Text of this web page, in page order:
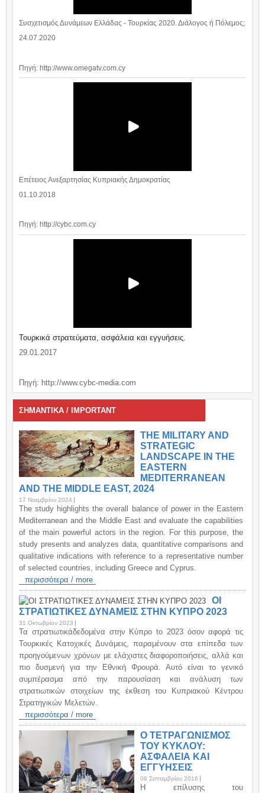
Συσχετισμός Δυνάμεων Ελλάδας - Τουρκίας 2020. Διάλογος ή Πόλεμος;
24.07.2020
Πηγή: http://www.omegatv.com.cy
Επέτειος Ανεξαρτησίας Κυπριακής Δημοκρατίας
01.10.2018
Πηγή: http://cybc.com.cy
Τουρκικά στρατεύματα, ασφάλεια και εγγυήσεις.
29.01.2017
Πηγή: http://www.cybc-media.com
ΣΗΜΑΝΤΙΚΑ / IMPORTANT
THE MILITARY AND
STRATEGIC
LANDSCAPE IN THE
EASTERN
MEDITERRANEAN
AND THE MIDDLE EAST, 2024
17 Νοεμβρίου 2024
The study highlights the overall balance of power in the Eastern
Mediterranean and the Middle East and evaluate the capabilities
of the main powerful actors in the region. For this purpose, the
study presents and analyzes data, quantitative comparisons and
qualitative indications with reference to a representative number
of selected countries, including Greece and Cyprus.
περισσότερα / more
ΟΙ
ΣΤΡΑΤΙΩΤΙΚΕΣ ΔΥΝΑΜΕΙΣ ΣΤΗΝ ΚΥΠΡΟ 2023
31 Οκτωβρίου 2023
Τα στρατιωτικάδεδομένα στην Κύπρο to 2023 όσον αφορά τις
Τουρκικές Κατοχικές Δυνάμεις, παραμένουν στα επίπεδα των
προηγούμενων χρόνων με ελάχιστες διαφοροποιήσεις, αλλά και
πιο δυσμενή για την Εθνική Φρουρά. Αυτό είναι το γενικό
συμπέρασμα από την παρουσίαση και ανάλυση των
στρατιωτικών στοιχείων της έκθεση του Κυπριακού Κέντρου
Στρατηγικών Μελετών.
περισσότερα / more
Ο ΤΕΤΡΑΓΩΝΙΣΜΟΣ
ΤΟΥ ΚΥΚΛΟΥ:
ΑΣΦΑΛΕΙΑ ΚΑΙ
ΕΓΓΥΗΣΕΙΣ
06 Σεπτεμβρίου 2016
H επίλυσης του